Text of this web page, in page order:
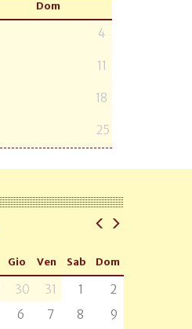
Dom
4
11
18
25
Gio Ven Sab Dom
30 31 1
2
6 7 8
9